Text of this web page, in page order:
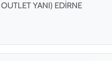
YANI) EDİRNE